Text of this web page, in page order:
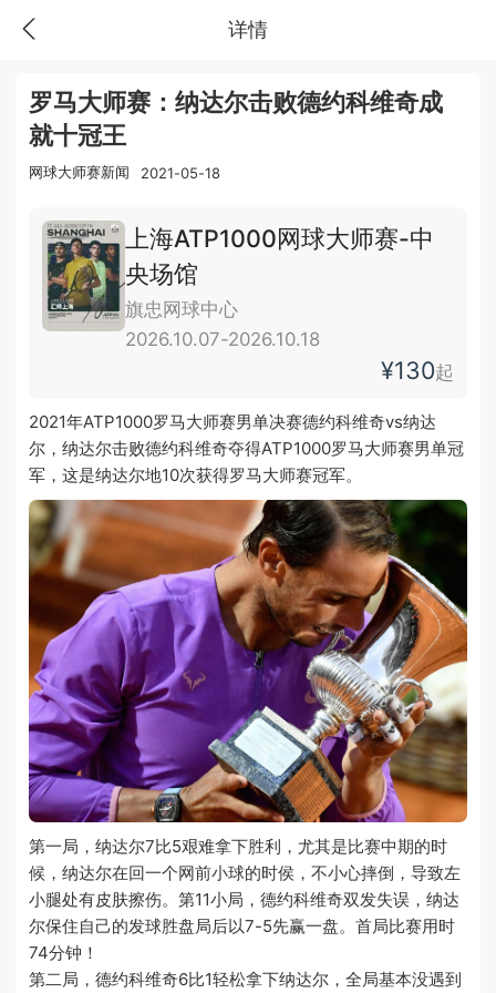
详情
罗马大师赛：纳达尔击败德约科维奇成
就十冠王
网球大师赛新闻 2021-05-18
上海ATP1000网球大师赛-中
央场馆
旗忠网球中心
2026.10.07-2026.10.18
¥130起
2021年ATP1000罗马大师赛男单决赛德约科维奇vs纳达
尔，纳达尔击败德约科维奇夺得ATP1000罗马大师赛男单冠
军，这是纳达尔地10次获得罗马大师赛冠军。
第一局，纳达尔7比5艰难拿下胜利，尤其是比赛中期的时
候，纳达尔在回一个网前小球的时侯，不小心摔倒，导致左
小腿处有皮肤擦伤。第11小局，德约科维奇双发失误，纳达
尔保住自己的发球胜盘局后以7-5先赢一盘。首局比赛用时
74分钟！
第二局，德约科维奇6比1轻松拿下纳达尔，全局基本没遇到